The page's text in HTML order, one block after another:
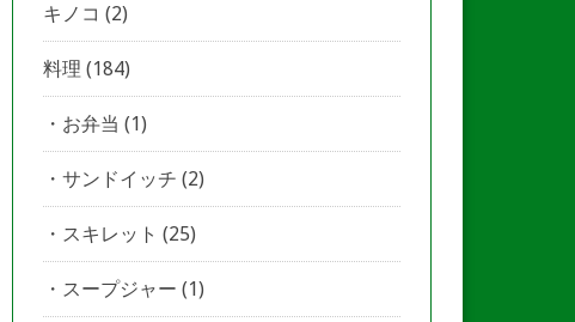
キノコ (2)
料理 (184)
お弁当 (1)
サンドイッチ (2)
スキレット (25)
スープジャー (1)